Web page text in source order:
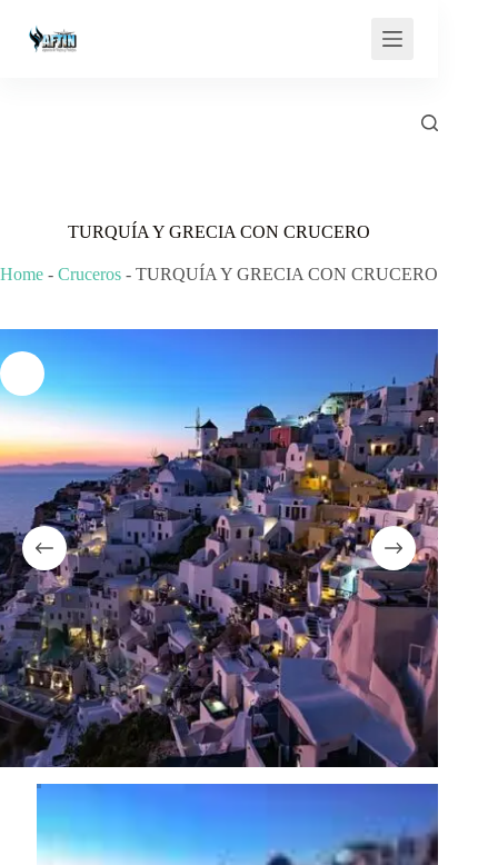
contenido
TURQUÍA Y GRECIA CON CRUCERO
Home -Cruceros -TURQUÍA Y GRECIA CON CRUCERO